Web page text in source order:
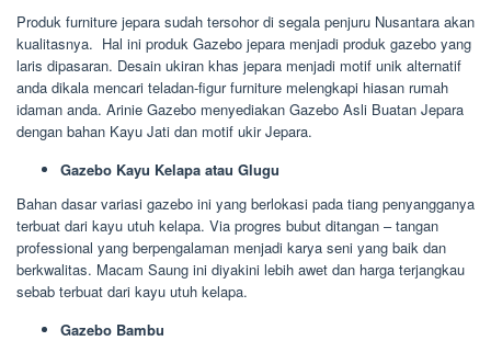
Produk furniture jepara sudah tersohor di segala penjuru Nusantara akan
kualitasnya. Hal ini produk Gazebo jepara menjadi produk gazebo yang
laris dipasaran. Desain ukiran khas jepara menjadi motif unik alternatif
anda dikala mencari teladan-figur furniture melengkapi hiasan rumah
idaman anda. Arinie Gazebo menyediakan Gazebo Asli Buatan Jepara
dengan bahan Kayu Jati dan motif ukir Jepara.
Gazebo Kayu Kelapa atau Glugu
Bahan dasar variasi gazebo ini yang berlokasi pada tiang penyangganya
terbuat dari kayu utuh kelapa. Via progres bubut ditangan – tangan
professional yang berpengalaman menjadi karya seni yang baik dan
berkwalitas. Macam Saung ini diyakini lebih awet dan harga terjangkau
sebab terbuat dari kayu utuh kelapa.
Gazebo Bambu